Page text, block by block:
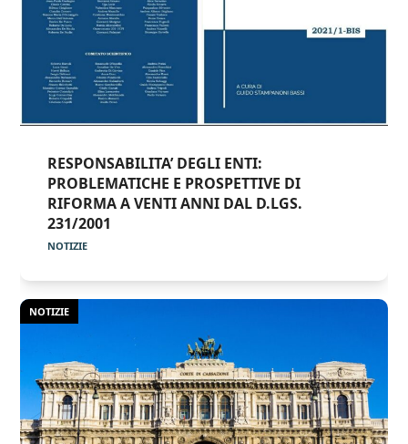
RESPONSABILITA’ DEGLI ENTI:
PROBLEMATICHE E PROSPETTIVE DI
RIFORMA A VENTI ANNI DAL D.LGS.
231/2001
NOTIZIE
NOTIZIE